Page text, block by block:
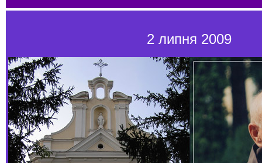
2 липня 2009